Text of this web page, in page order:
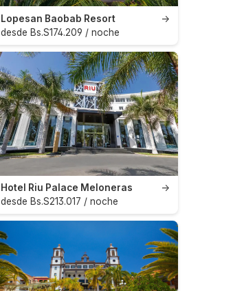
→
Lopesan Baobab Resort
desde Bs.S174.209 / noche
→
Hotel Riu Palace Meloneras
desde Bs.S213.017 / noche